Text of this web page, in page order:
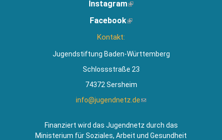
Instagram(Link
extern)
Facebook(Link
Kontakt:
Jugendstiftung Baden-Württemberg
Schlossstraße 23
74372 Sersheim
info@jugendnetz.de(Link
Mail)
Finanziert wird das Jugendnetz durch das
Ministerium für Soziales, Arbeit und Gesundheit